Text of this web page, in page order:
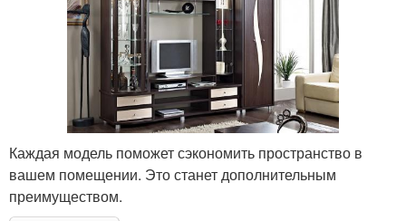
Каждая модель поможет сэкономить пространство в
вашем помещении. Это станет дополнительным
преимуществом.